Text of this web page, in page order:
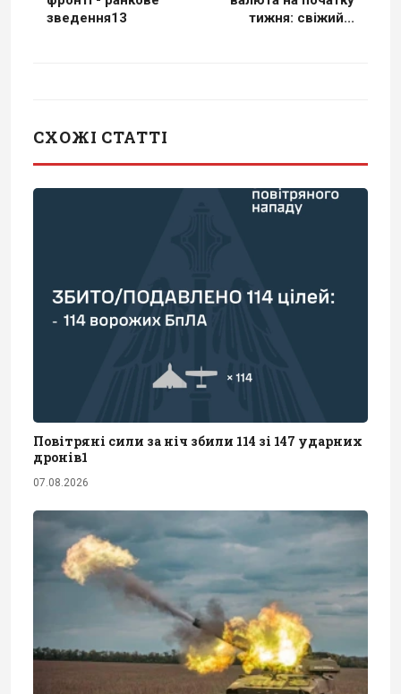
зведення13
тижня: свіжий...
СХОЖІ СТАТТІ
Повітряні сили за ніч збили 114 зі 147 ударних
дронів1
07.08.2026